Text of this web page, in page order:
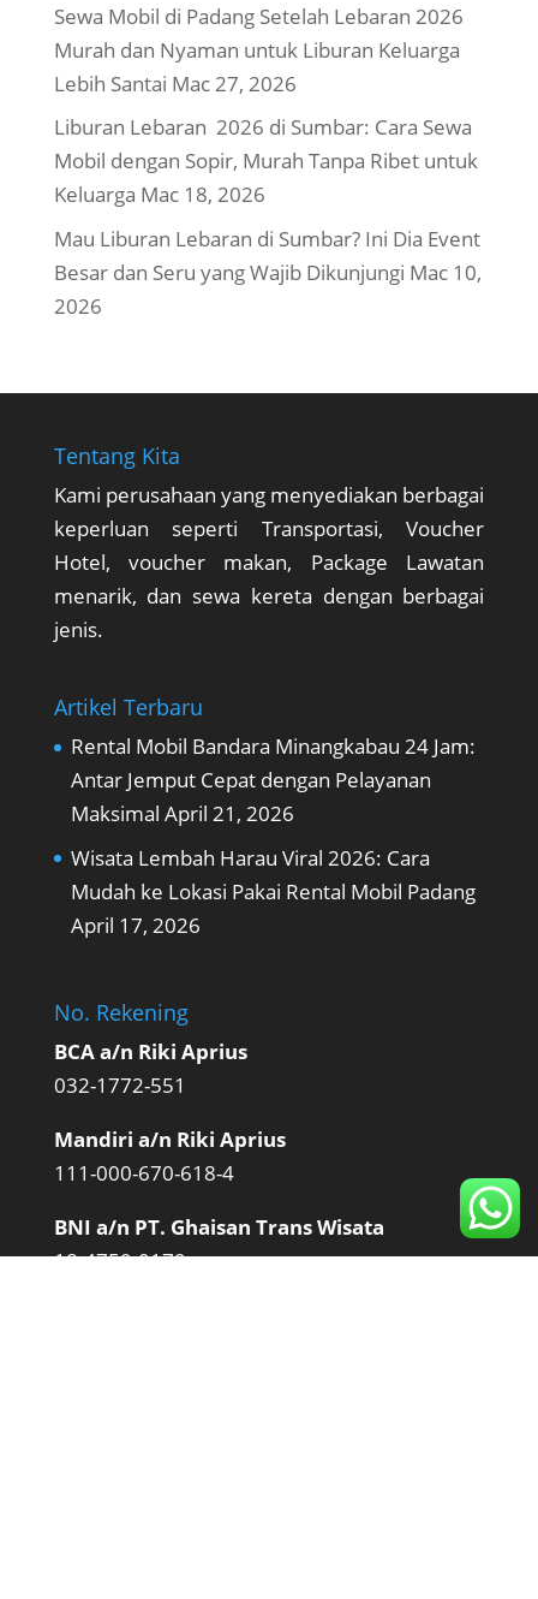
Sewa Mobil di Padang Setelah Lebaran 2026
Murah dan Nyaman untuk Liburan Keluarga
Lebih Santai Mac 27, 2026
Liburan Lebaran 2026 di Sumbar: Cara Sewa
Mobil dengan Sopir, Murah Tanpa Ribet untuk
Keluarga Mac 18, 2026
Mau Liburan Lebaran di Sumbar? Ini Dia Event
Besar dan Seru yang Wajib Dikunjungi Mac 10,
2026
Tentang Kita
Kami perusahaan yang menyediakan berbagai
keperluan seperti Transportasi, Voucher
Hotel, voucher makan, Package Lawatan
menarik, dan sewa kereta dengan berbagai
jenis.
Artikel Terbaru
Rental Mobil Bandara Minangkabau 24 Jam:
Antar Jemput Cepat dengan Pelayanan
Maksimal April 21, 2026
Wisata Lembah Harau Viral 2026: Cara
Mudah ke Lokasi Pakai Rental Mobil Padang
April 17, 2026
No. Rekening
BCA a/n Riki Aprius
032-1772-551
Mandiri a/n Riki Aprius
111-000-670-618-4
BNI a/n PT. Ghaisan Trans Wisata
18-4759-0179